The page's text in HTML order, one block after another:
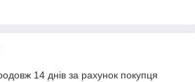
14 днів за рахунок покупця